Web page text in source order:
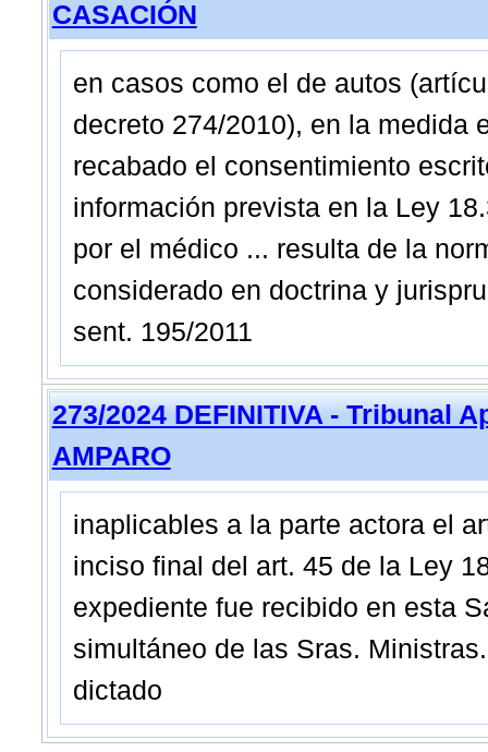
CASACIÓN
en casos como el de autos
decreto 274/2010), en la medida
recabado el consentimiento
información prevista en la Ley
por el médico ... resulta de la
considerado en doctrina y
sent. 195/2011
273/2024 DEFINITIVA - Tribunal
AMPARO
inaplicables a la parte actora el
inciso final del art. 45 de la Ley
expediente fue recibido en esta
simultáneo de las Sras.
dictado